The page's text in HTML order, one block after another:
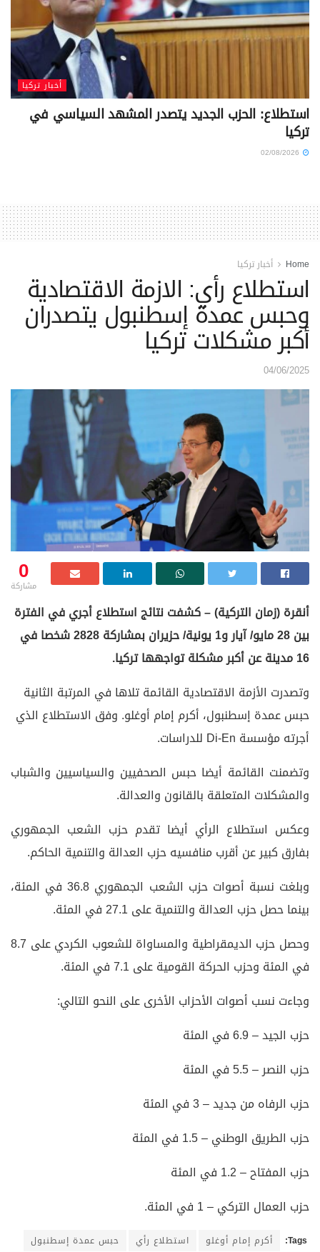
أخبار تركيا
استطلاع: الحزب الجديد يتصدر المشهد السياسي في
تركيا
Home أخبار تركيا
استطلاع رأي: الازمة الاقتصادية
وحبس عمدة إسطنبول يتصدران
أكبر مشكلات تركيا
04/06/2025
0
مشاركة
أنقرة (زمان التركية) – كشفت نتائج استطلاع أجري في الفترة
بين 28 مايو/ آيار و1 يونية/ حزيران بمشاركة 2828 شخصا في
16 مدينة عن أكبر مشكلة تواجهها تركيا.
وتصدرت الأزمة الاقتصادية القائمة تلاها في المرتبة الثانية
حبس عمدة إسطنبول، أكرم إمام أوغلو. وفق الاستطلاع الذي
أجرته مؤسسة Di-En للدراسات.
وتضمنت القائمة أيضا حبس الصحفيين والسياسيين والشباب
والمشكلات المتعلقة بالقانون والعدالة.
وعكس استطلاع الرأي أيضا تقدم حزب الشعب الجمهوري
بفارق كبير عن أقرب منافسيه حزب العدالة والتنمية الحاكم.
وبلغت نسبة أصوات حزب الشعب الجمهوري 36.8 في المئة،
بينما حصل حزب العدالة والتنمية على 27.1 في المئة.
وحصل حزب الديمقراطية والمساواة للشعوب الكردي على 8.7
في المئة وحزب الحركة القومية على 7.1 في المئة.
وجاءت نسب أصوات الأحزاب الأخرى على النحو التالي:
حزب الجيد – 6.9 في المئة
حزب النصر – 5.5 في المئة
حزب الرفاه من جديد – 3 في المئة
حزب الطريق الوطني – 1.5 في المئة
حزب المفتاح – 1.2 في المئة
حزب العمال التركي – 1 في المئة.
Tags: أكرم إمام أوغلو استطلاع رأي
حبس عمدة إسطنبول